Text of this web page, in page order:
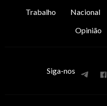
Trabalho Nacional
Opinião
Siga-nos